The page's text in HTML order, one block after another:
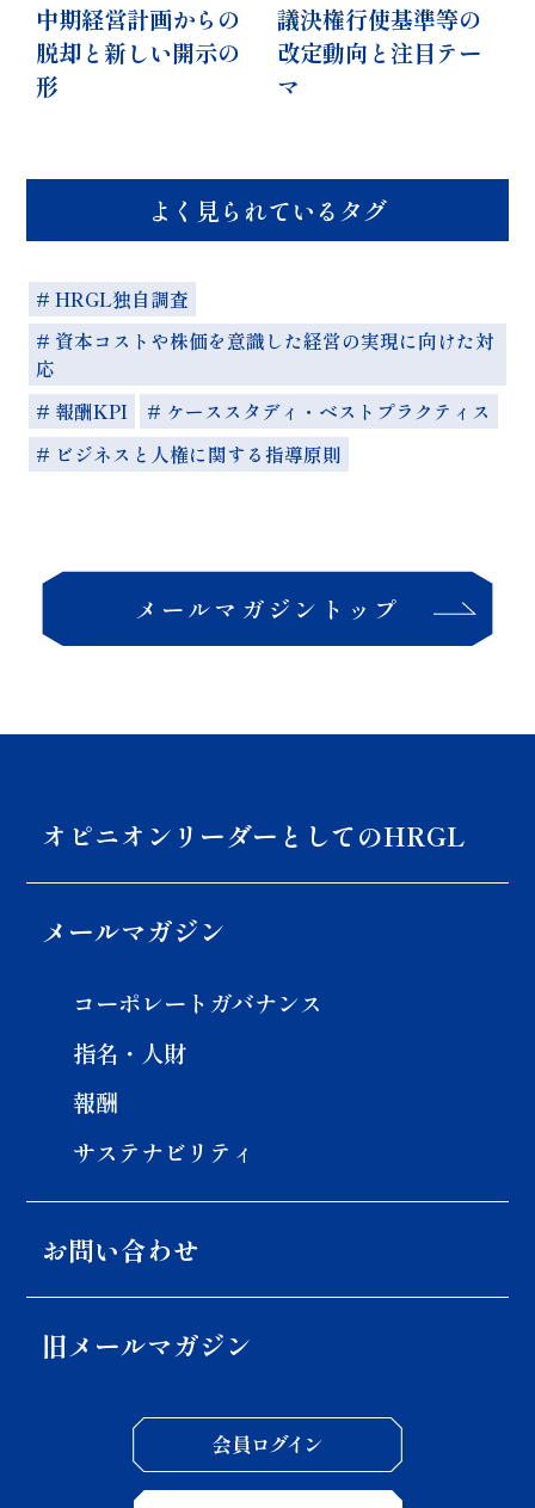
中期経営計画からの
脱却と新しい開示の
形
議決権行使基準等の
改定動向と注目テー
マ
よく見られているタグ
# HRGL独自調査
# 資本コストや株価を意識した経営の実現に向けた対
応
# 報酬KPI
# ケーススタディ・ベストプラクティス
# ビジネスと人権に関する指導原則
メールマガジントップ
オピニオンリーダーとしてのHRGL
メールマガジン
コーポレートガバナンス
指名・人財
報酬
サステナビリティ
お問い合わせ
旧メールマガジン